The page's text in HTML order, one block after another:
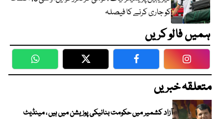
کو جاری کرنے کا فیصلہ
ہمیں فالو کریں
WhatsApp Twitter Facebook
متعلقہ خبریں
آزاد کشمیر میں حکومت بنانیکی پوزیشن میں ہیں ، مینڈیٹ